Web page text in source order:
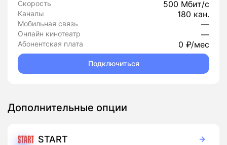
Скорость 500 Мбит/с
Каналы 180 кан.
Мобильная связь —
Онлайн кинотеатр —
Абонентская плата 0 ₽/мес
Подключиться
Дополнительные опции
START